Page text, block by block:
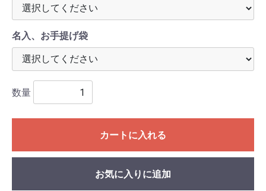
名入、お手提げ袋
数量
カートに入れる
お気に入りに追加